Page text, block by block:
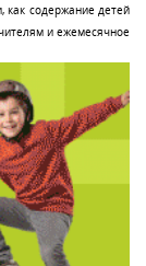
как содержание детей
и ежемесячное